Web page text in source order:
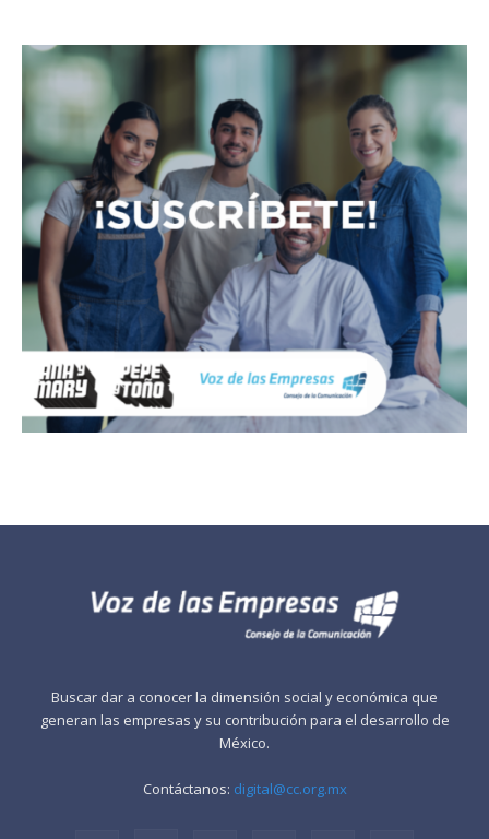
Buscar dar a conocer la dimensión social y económica que
generan las empresas y su contribución para el desarrollo de
México.
Contáctanos: digital@cc.org.mx